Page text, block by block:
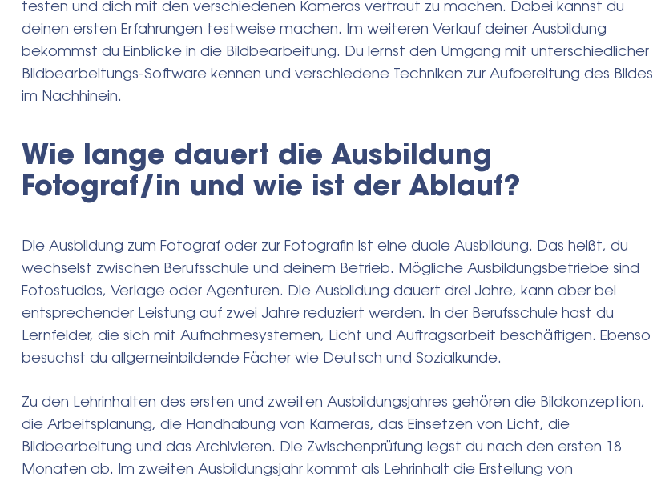
testen und dich mit den verschiedenen Kameras vertraut zu machen. Dabei kannst du
deinen ersten Erfahrungen testweise machen. Im weiteren Verlauf deiner Ausbildung
bekommst du Einblicke in die Bildbearbeitung. Du lernst den Umgang mit unterschiedlicher
Bildbearbeitungs-Software kennen und verschiedene Techniken zur Aufbereitung des Bildes
im Nachhinein.
Wie lange dauert die Ausbildung
Fotograf/in und wie ist der Ablauf?
Die Ausbildung zum Fotograf oder zur Fotografin ist eine duale Ausbildung. Das heißt, du
wechselst zwischen Berufsschule und deinem Betrieb. Mögliche Ausbildungsbetriebe sind
Fotostudios, Verlage oder Agenturen. Die Ausbildung dauert drei Jahre, kann aber bei
entsprechender Leistung auf zwei Jahre reduziert werden. In der Berufsschule hast du
Lernfelder, die sich mit Aufnahmesystemen, Licht und Auftragsarbeit beschäftigen. Ebenso
besuchst du allgemeinbildende Fächer wie Deutsch und Sozialkunde.
Zu den Lehrinhalten des ersten und zweiten Ausbildungsjahres gehören die Bildkonzeption,
die Arbeitsplanung, die Handhabung von Kameras, das Einsetzen von Licht, die
Bildbearbeitung und das Archivieren. Die Zwischenprüfung legst du nach den ersten 18
Monaten ab. Im zweiten Ausbildungsjahr kommt als Lehrinhalt die Erstellung von